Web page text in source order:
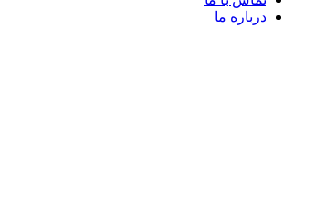
درباره ما